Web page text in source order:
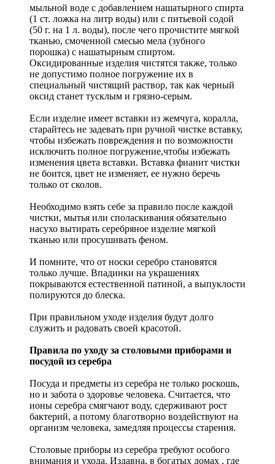
мыльной воде с добавлением нашатырного спирта
(1 ст. ложка на литр воды) или с питьевой содой
(50 г. на 1 л. воды), после чего прочистите мягкой
тканью, смоченной смесью мела (зубного
порошка) с нашатырным спиртом.
Оксидированные изделия чистятся также, только
не допустимо полное погружение их в
специальный чистящий раствор, так как черный
оксид станет тусклым и грязно-серым.
Если изделие имеет вставки из жемчуга, коралла,
старайтесь не задевать при ручной чистке вставку,
чтобы избежать повреждения и по возможности
исключить полное погружение,чтобы избежать
изменения цвета вставки. Вставка фианит чистки
не боится, цвет не изменяет, ее нужно беречь
только от сколов.
Необходимо взять себе за правило после каждой
чистки, мытья или споласкивания обязательно
насухо вытирать серебряное изделие мягкой
тканью или просушивать феном.
И помните, что от носки серебро становятся
только лучше. Впадинки на украшениях
покрываются естественной патиной, а выпуклости
полируются до блеска.
При правильном уходе изделия будут долго
служить и радовать своей красотой.
Правила по уходу за столовыми приборами и
посудой из серебра
Посуда и предметы из серебра не только роскошь,
но и забота о здоровье человека. Считается, что
ионы серебра смягчают воду, сдерживают рост
бактерий, а потому благотворно воздействуют на
организм человека, замедляя процессы старения.
Столовые приборы из серебра требуют особого
внимания и ухода. Издавна, в богатых домах , где